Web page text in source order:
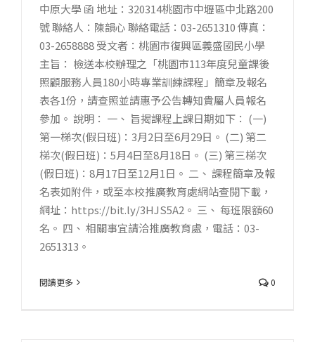
中原大學 函 地址：320314桃園市中壢區中北路200
號 聯絡人：陳韻心 聯絡電話：03-2651310 傳真：
03-2658888 受文者：桃園市復興區義盛國民小學
主旨： 檢送本校辦理之「桃園市113年度兒童課後
照顧服務人員180小時專業訓練課程」簡章及報名
表各1份，請查照並請惠予公告轉知貴屬人員報名
參加。 說明： 一、 旨揭課程上課日期如下： (一)
第一梯次(假日班)：3月2日至6月29日。 (二) 第二
梯次(假日班)：5月4日至8月18日。 (三) 第三梯次
(假日班)：8月17日至12月1日。 二、 課程簡章及報
名表如附件，或至本校推廣教育處網站查閱下載，
網址：https://bit.ly/3HJS5A2。 三、 每班限額60
名。 四、 相關事宜請洽推廣教育處，電話：03-
2651313。
閱讀更多 0